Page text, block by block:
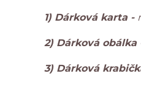
1) Dárková karta -
2) Dárková obálka
3) Dárková